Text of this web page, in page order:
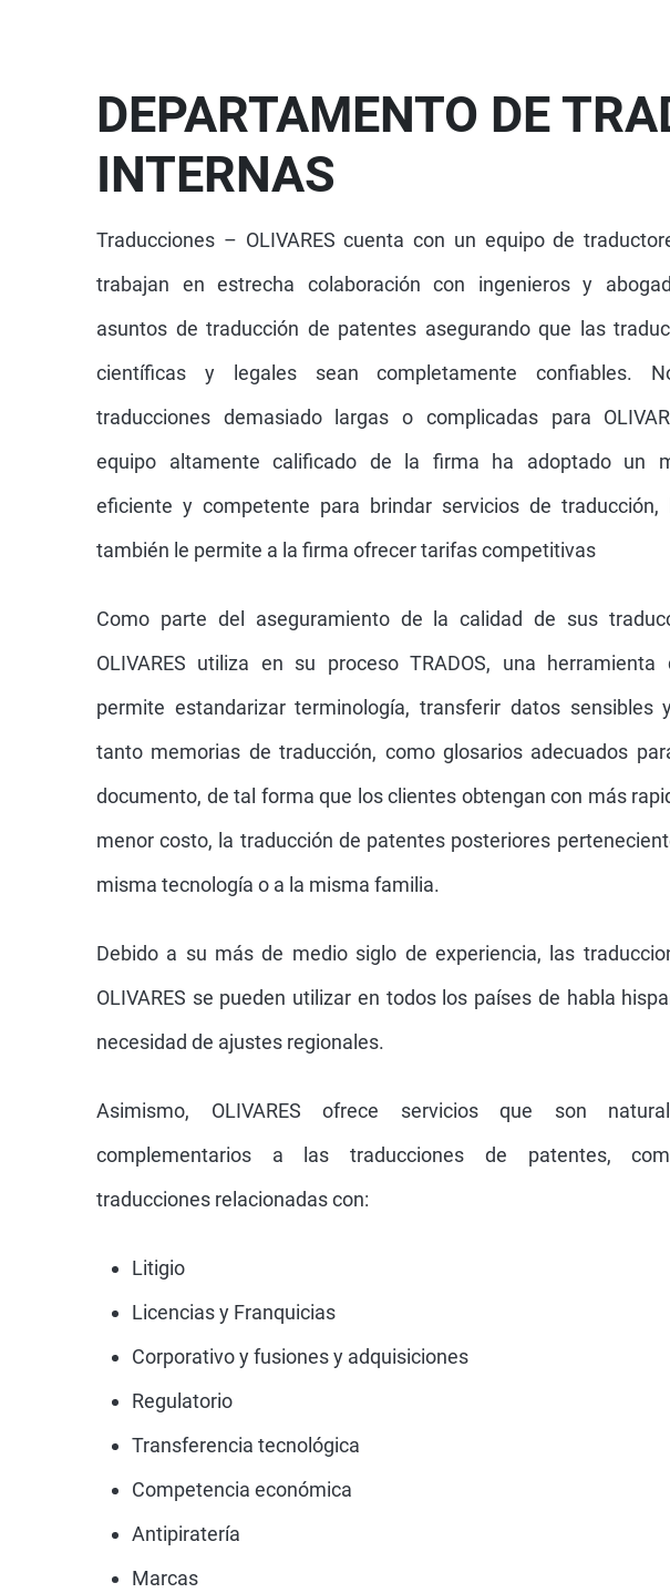
DEPARTAMENTO DE
INTERNAS
Traducciones – OLIVARES cuenta con un equipo de
trabajan en estrecha colaboración con ingenieros y
asuntos de traducción de patentes asegurando que las
científicas y legales sean completamente confiables.
traducciones demasiado largas o complicadas para
equipo altamente calificado de la firma ha adoptado un
eficiente y competente para brindar servicios de traducción,
también le permite a la firma ofrecer tarifas competitivas
Como parte del aseguramiento de la calidad de sus
OLIVARES utiliza en su proceso TRADOS, una herramienta
permite estandarizar terminología, transferir datos sensibles
tanto memorias de traducción, como glosarios adecuados
documento, de tal forma que los clientes obtengan con más
menor costo, la traducción de patentes posteriores
misma tecnología o a la misma familia.
Debido a su más de medio siglo de experiencia, las
OLIVARES se pueden utilizar en todos los países de habla
necesidad de ajustes regionales.
Asimismo, OLIVARES ofrece servicios que son
complementarios a las traducciones de patentes,
traducciones relacionadas con:
Litigio
Licencias y Franquicias
Corporativo y fusiones y adquisiciones
Regulatorio
Transferencia tecnológica
Competencia económica
Antipiratería
Marcas